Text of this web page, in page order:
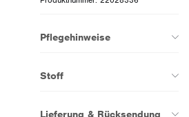
Pflegehinweise
Stoff
Lieferung & Rücksendung